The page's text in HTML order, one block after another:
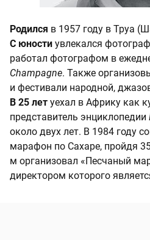
Родился в 1957 году в Труа
С юности увлекался
работал фотографом в
Champagne. Также
и фестивали народной,
В 25 лет уехал в Африку как
представитель энциклопедии
около двух лет. В 1984 году
марафон по Сахаре, пройдя
м организовал «Песчаный
директором которого